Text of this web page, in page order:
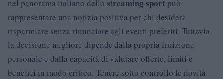
nel panorama italiano dello streaming sport può
rappresentare una notizia positiva per chi desidera
risparmiare senza rinunciare agli eventi preferiti. Tuttavia,
la decisione migliore dipende dalla propria fruizione
personale e dalla capacità di valutare offerte, limiti e
benefici in modo critico. Tenere sotto controllo le novità